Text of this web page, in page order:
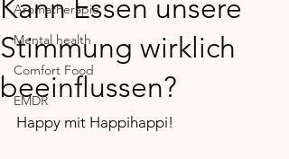
Aromatherapie
Mental health
Comfort Food
EMDR
Kann Essen unsere
Stimmung wirklich
beeinflussen?
Happy mit Happihappi!